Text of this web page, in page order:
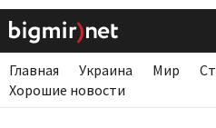
Главная Украина Мир
Хорошие новости